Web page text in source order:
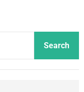
Search